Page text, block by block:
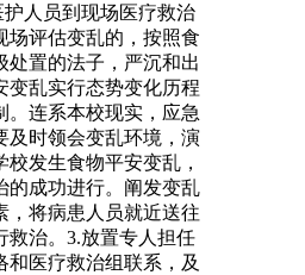
人员到现场医疗救治
场评估变乱的，按照食
处置的法子，严沉和出
变乱实行态势变化历程
。连系本校现实，应急
及时领会变乱环境，演
发生食物平安变乱，
的成功进行。阐发变乱
，将病患人员就近送往
救治。3.放置专人担任
和医疗救治组联系，及